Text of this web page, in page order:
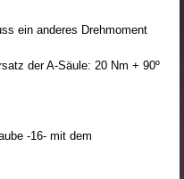
ein anderes Drehmoment
der A-Säule: 20 Nm + 90º
-16- mit dem